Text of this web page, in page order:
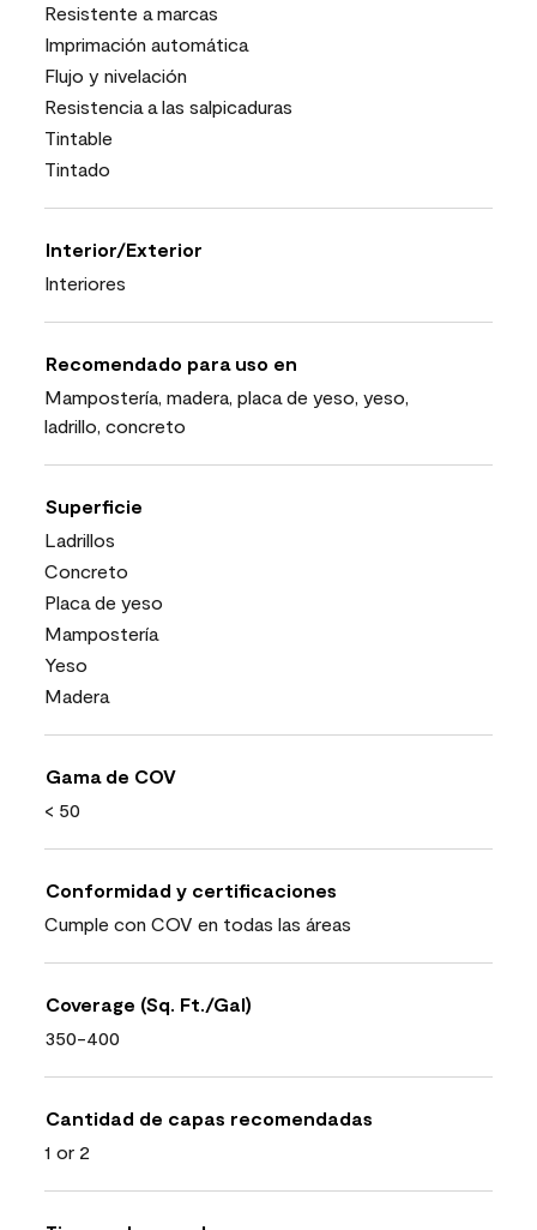
Resistente a marcas
Imprimación automática
Flujo y nivelación
Resistencia a las salpicaduras
Tintable
Tintado
Interior/Exterior
Interiores
Recomendado para uso en
Mampostería, madera, placa de yeso, yeso,
ladrillo, concreto
Superficie
Ladrillos
Concreto
Placa de yeso
Mampostería
Yeso
Madera
Gama de COV
< 50
Conformidad y certificaciones
Cumple con COV en todas las áreas
Coverage (Sq. Ft./Gal)
350-400
Cantidad de capas recomendadas
1 or 2